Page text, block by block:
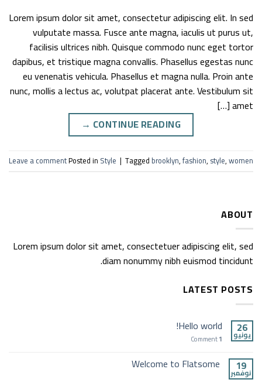
Lorem ipsum dolor sit amet, consectetur adipiscing elit. In sed
vulputate massa. Fusce ante magna, iaculis ut purus ut,
facilisis ultrices nibh. Quisque commodo nunc eget tortor
dapibus, et tristique magna convallis. Phasellus egestas nunc
eu venenatis vehicula. Phasellus et magna nulla. Proin ante
nunc, mollis a lectus ac, volutpat placerat ante. Vestibulum sit
amet […]
CONTINUE READING
→
Posted in Style | Tagged brooklyn,fashion, style,women
Leave a comment
ABOUT
Lorem ipsum dolor sit amet, consectetuer adipiscing elit, sed
diam nonummy nibh euismod tincidunt.
LATEST POSTS
26
يونيو
Hello world!
1
19
نوفمبر
Welcome to Flatsome